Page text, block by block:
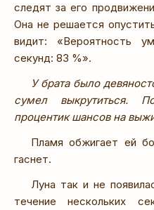
следят за его
Она не решается
видит: «Вероятность
секунд: 83 %».
У брата было
сумел выкрутиться.
процентик шансов на
Пламя обжигает ей
гаснет.
Луна так и не
течение нескольких